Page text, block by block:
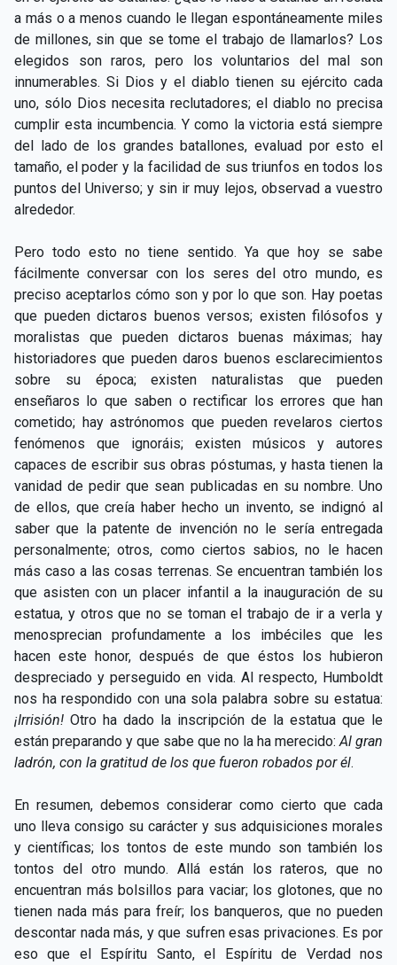
a más o a menos cuando le llegan espontáneamente miles
de millones, sin que se tome el trabajo de llamarlos? Los
elegidos son raros, pero los voluntarios del mal son
innumerables. Si Dios y el diablo tienen su ejército cada
uno, sólo Dios necesita reclutadores; el diablo no precisa
cumplir esta incumbencia. Y como la victoria está siempre
del lado de los grandes batallones, evaluad por esto el
tamaño, el poder y la facilidad de sus triunfos en todos los
puntos del Universo; y sin ir muy lejos, observad a vuestro
alrededor.
Pero todo esto no tiene sentido. Ya que hoy se sabe
fácilmente conversar con los seres del otro mundo, es
preciso aceptarlos cómo son y por lo que son. Hay poetas
que pueden dictaros buenos versos; existen filósofos y
moralistas que pueden dictaros buenas máximas; hay
historiadores que pueden daros buenos esclarecimientos
sobre su época; existen naturalistas que pueden
enseñaros lo que saben o rectificar los errores que han
cometido; hay astrónomos que pueden revelaros ciertos
fenómenos que ignoráis; existen músicos y autores
capaces de escribir sus obras póstumas, y hasta tienen la
vanidad de pedir que sean publicadas en su nombre. Uno
de ellos, que creía haber hecho un invento, se indignó al
saber que la patente de invención no le sería entregada
personalmente; otros, como ciertos sabios, no le hacen
más caso a las cosas terrenas. Se encuentran también los
que asisten con un placer infantil a la inauguración de su
estatua, y otros que no se toman el trabajo de ir a verla y
menosprecian profundamente a los imbéciles que les
hacen este honor, después de que éstos los hubieron
despreciado y perseguido en vida. Al respecto, Humboldt
nos ha respondido con una sola palabra sobre su estatua:
¡Irrisión! Otro ha dado la inscripción de la estatua que le
están preparando y que sabe que no la ha merecido: Al gran
ladrón, con la gratitud de los que fueron robados por él.
En resumen, debemos considerar como cierto que cada
uno lleva consigo su carácter y sus adquisiciones morales
y científicas; los tontos de este mundo son también los
tontos del otro mundo. Allá están los rateros, que no
encuentran más bolsillos para vaciar; los glotones, que no
tienen nada más para freír; los banqueros, que no pueden
descontar nada más, y que sufren esas privaciones. Es por
eso que el Espíritu Santo, el Espíritu de Verdad nos